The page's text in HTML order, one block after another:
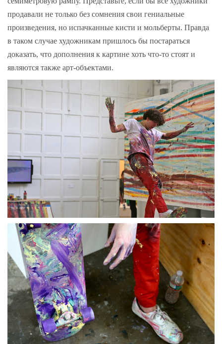
продавали не только без сомнения свои гениальные
произведения, но испачканные кисти и мольберты. Правда
в таком случае художникам пришлось бы постараться
доказать, что дополнения к картине хоть что-то стоят и
являются также арт-объектами.